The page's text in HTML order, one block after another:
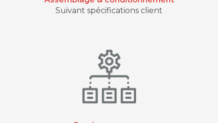
Suivant spécifications client